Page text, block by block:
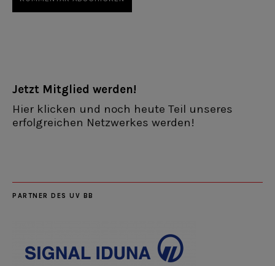
Jetzt Mitglied werden!
Hier klicken und noch heute Teil unseres
erfolgreichen Netzwerkes werden!
PARTNER DES UV BB